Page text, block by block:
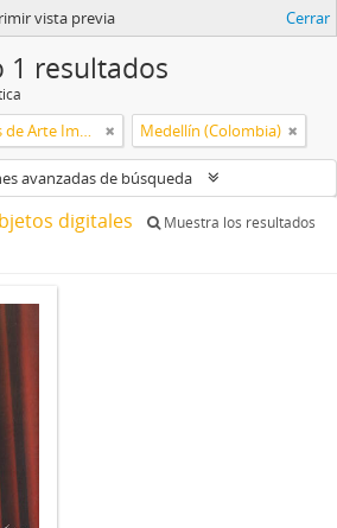
vista previa Cerrar
1 resultados
Colección de Publicaciones de Arte Impreso Medellín (Colombia)
avanzadas de búsqueda
digitales
Muestra los resultados